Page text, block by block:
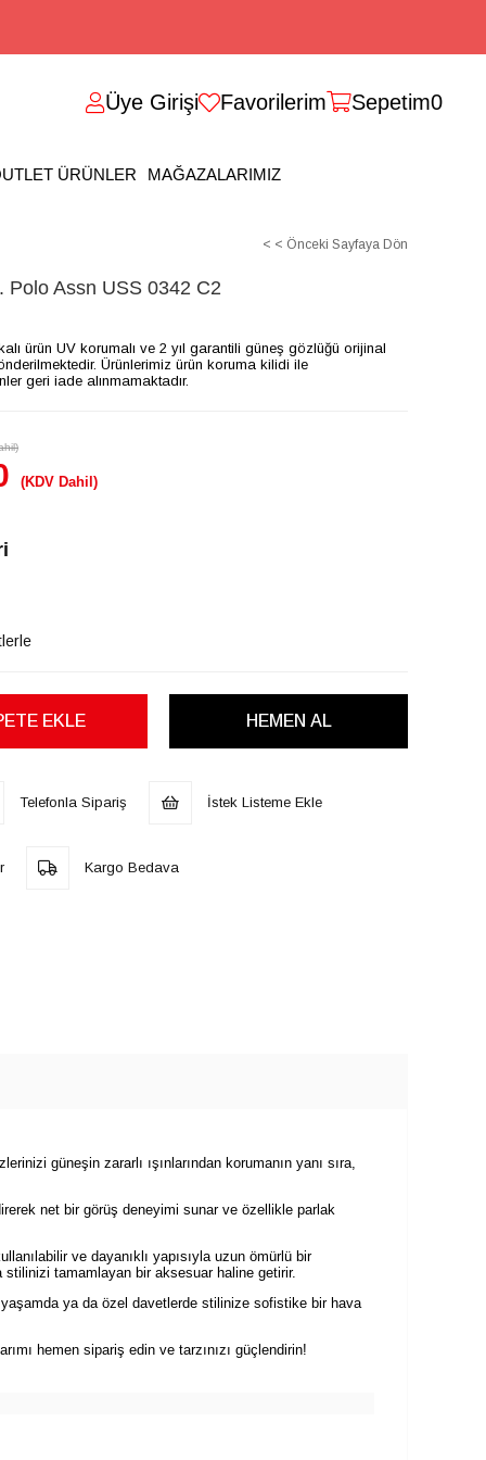
Üye Girişi Favorilerim Sepetim0
ÜRÜNLER MAĞAZALARIMIZ
< < Önceki Sayfaya Dön
Polo Assn USS 0342 C2
ürün UV korumalı ve 2 yıl garantili güneş gözlüğü orijinal
Ürünlerimiz ürün koruma kilidi ile
geri iade alınmamaktadır.
(KDV Dahil)
Telefonla Sipariş İstek Listeme Ekle
Kargo Bedava
güneşin zararlı ışınlarından korumanın yanı sıra,
net bir görüş deneyimi sunar ve özellikle parlak
ve dayanıklı yapısıyla uzun ömürlü bir
tamamlayan bir aksesuar haline getirir.
ya da özel davetlerde stilinize sofistike bir hava
hemen sipariş edin ve tarzınızı güçlendirin!